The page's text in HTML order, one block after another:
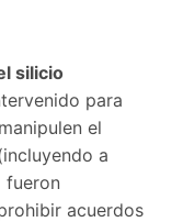
silicio
para
el
a
fueron
acuerdos